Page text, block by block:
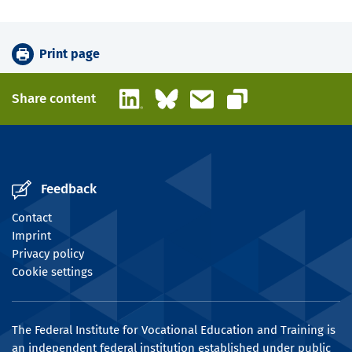
Print page
Share content LinkedInBlueskyEmail
Copy link
Feedback
Contact
Imprint
Privacy policy
Cookie settings
The Federal Institute for Vocational Education and Training is
an independent federal institution established under public